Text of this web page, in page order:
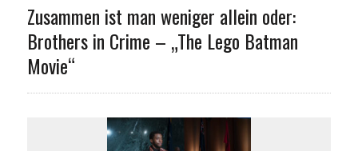
Zusammen ist man weniger allein oder:
Brothers in Crime – „The Lego Batman
Movie“